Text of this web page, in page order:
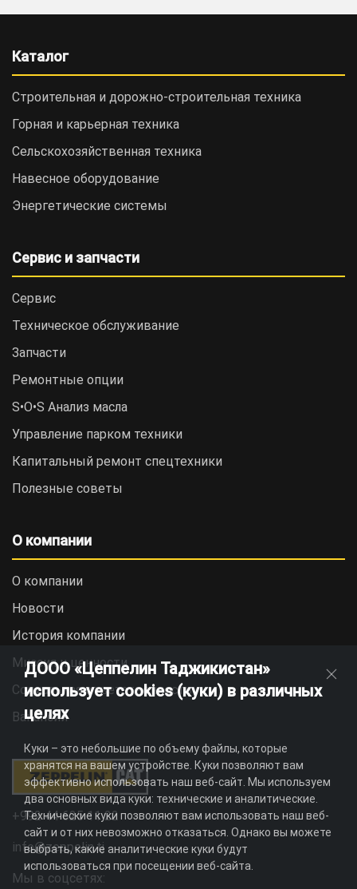
Каталог
Строительная и дорожно-cтроительная техника
Горная и карьерная техника
Сельскохозяйственная техника
Навесное оборудование
Энергетические системы
Сервис и запчасти
Сервис
Техническое обслуживание
Запчасти
Ремонтные опции
S•O•S Анализ масла
Управление парком техники
Капитальный ремонт спецтехники
Полезные советы
О компании
О компании
Новости
История компании
Миссия и ценности
Социальная ответственность
Вакансии
+992 44 625 11 22
info@zeppelin.tj
Мы в соцсетях:
ДООО «Цеппелин Таджикистан»
использует cookies (куки) в различных
целях
Куки – это небольшие по объему файлы, которые
хранятся на вашем устройстве. Куки позволяют вам
эффективно использовать наш веб-сайт. Мы используем
два основных вида куки: технические и аналитические.
Технические куки позволяют вам использовать наш веб-
сайт и от них невозможно отказаться. Однако вы можете
выбрать, какие аналитические куки будут
использоваться при посещении веб-сайта.